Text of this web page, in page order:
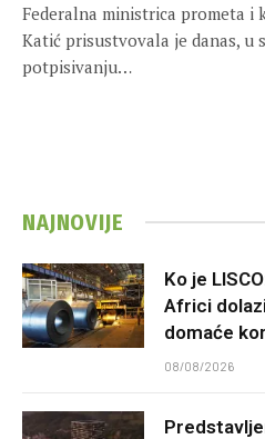
Federalna ministrica prometa i
Katić prisustvovala je danas, u
potpisivanju…
NAJNOVIJE
Ko je
Africi
domaće
08/08/2026